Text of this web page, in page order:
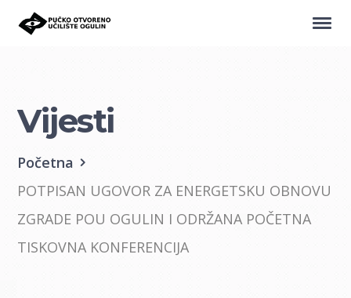
Vijesti
Početna
POTPISAN UGOVOR ZA ENERGETSKU OBNOVU
ZGRADE POU OGULIN I ODRŽANA POČETNA
TISKOVNA KONFERENCIJA